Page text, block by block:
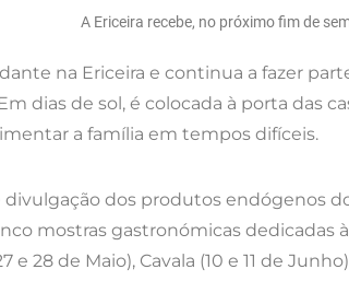
A Ericeira recebe, no próximo fim de
na Ericeira e continua a fazer
dias de sol, é colocada à porta das
a família em tempos difíceis.
dos produtos endógenos
mostras gastronómicas dedicadas
e 28 de Maio), Cavala (10 e 11 de